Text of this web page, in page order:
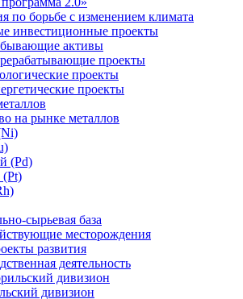
по борьбе с изменением климата
инвестиционные проекты
активы
проекты
проекты
проекты
на рынке металлов
(Pd)
(Pt)
сырьевая база
месторождения
развития
деятельность
дивизион
дивизион